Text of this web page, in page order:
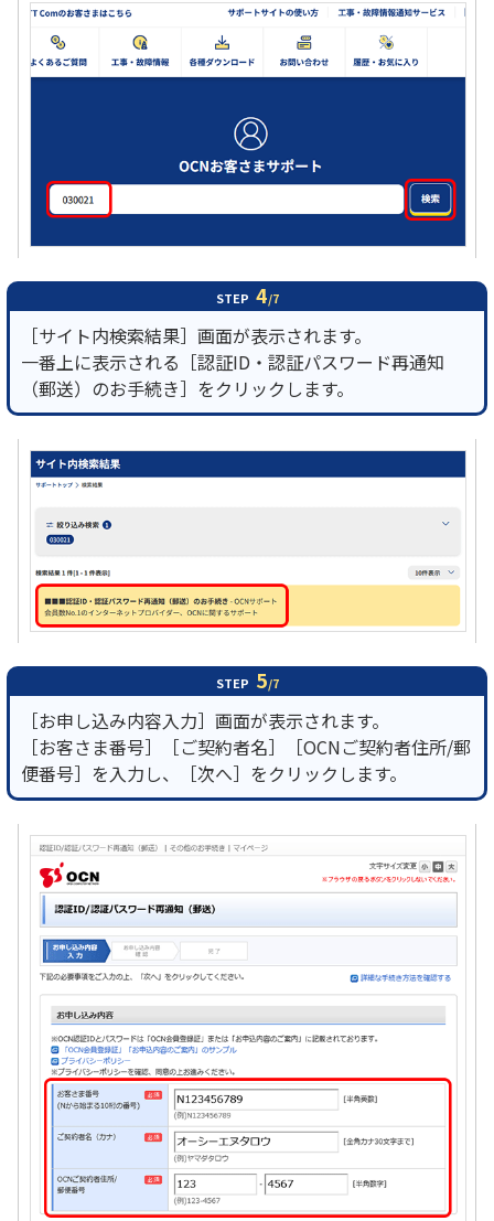
STEP 4/7
［サイト内検索結果］画面が表示されます。
一番上に表示される［認証ID・認証パスワード再通知
（郵送）のお手続き］をクリックします。
STEP 5/7
［お申し込み内容入力］画面が表示されます。
［お客さま番号］［ご契約者名］［OCNご契約者住所/郵
便番号］を入力し、［次へ］をクリックします。